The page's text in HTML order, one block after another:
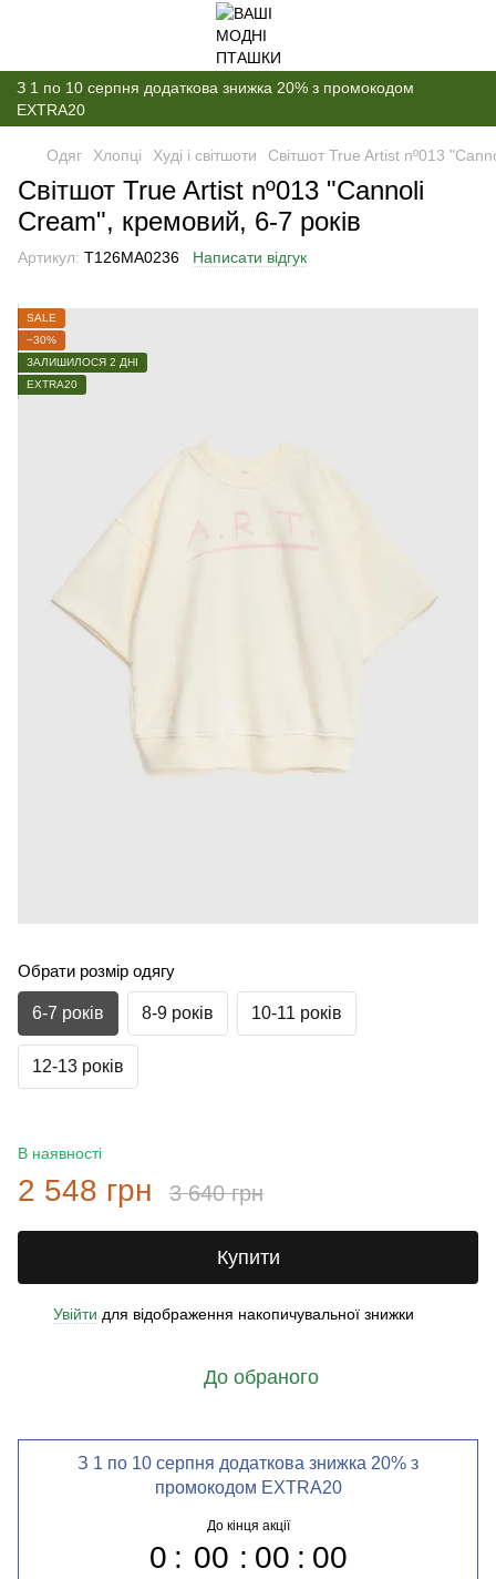
З 1 по 10 серпня додаткова знижка 20% з промокодом
EXTRA20
Одяг Хлопці Худі і світшоти Світшот True Artist nº013
Світшот True Artist nº013 "Cannoli
Cream", кремовий, 6-7 років
Артикул: T126MA0236 Написати відгук
SALE
−30%
ЗАЛИШИЛОСЯ 2 ДНІ
EXTRA20
Обрати розмір одягу
6-7 років 8-9 років 10-11 років
12-13 років
В наявності
2 548 грн 3 640 грн
Купити
Увійти для відображення накопичувальної знижки
До обраного
З 1 по 10 серпня додаткова знижка 20% з
промокодом EXTRA20
До кінця акції
0 00 00 00